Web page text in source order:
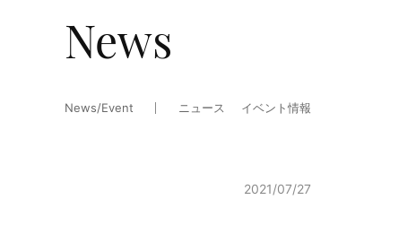
News
News/Event ニュース イベント情報
2021/07/27